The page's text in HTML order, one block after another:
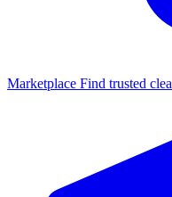
Marketplace Find trusted